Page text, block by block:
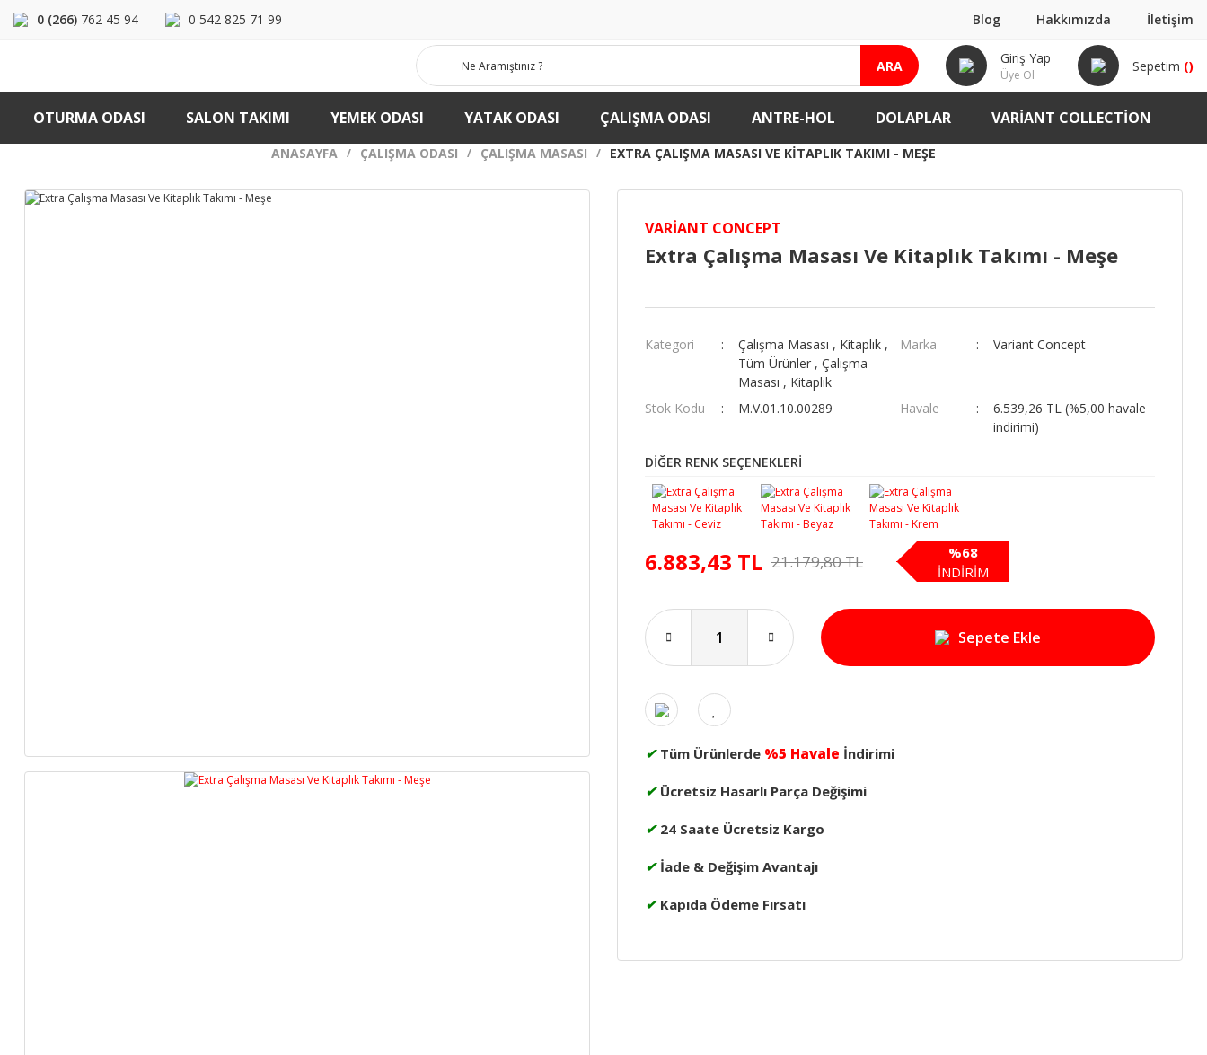
0 (266) 762 45 94 0 542 825 71 99 Blog Hakkımızda İletişim
ARA Giriş Yap
Üye Ol
Sepetim ()
OTURMA ODASI SALON TAKIMI YEMEK ODASI YATAK ODASI ÇALIŞMA ODASI ANTRE-HOL DOLAPLAR VARIANT COLLECTION
ANASAYFA ÇALIŞMA ODASI ÇALIŞMA MASASI EXTRA ÇALIŞMA MASASI VE KITAPLIK TAKIMI - MEŞE
VARIANT CONCEPT
Extra Çalışma Masası Ve Kitaplık Takımı - Meşe
Kategori Çalışma Masası , Kitaplık ,
Tüm Ürünler ,Çalışma
Masası , Kitaplık
Marka Variant Concept
Stok Kodu M.V.01.10.00289 Havale
6.539,26 TL (%5,00 havale
indirimi)
DİĞER RENK SEÇENEKLERİ
6.883,43 TL 21.179,80 TL
%68
İNDİRİM
Sepete Ekle
✔ Tüm Ürünlerde %5 Havale İndirimi
✔ Ücretsiz Hasarlı Parça Değişimi
✔ 24 Saate Ücretsiz Kargo
✔ İade & Değişim Avantajı
✔ Kapıda Ödeme Fırsatı